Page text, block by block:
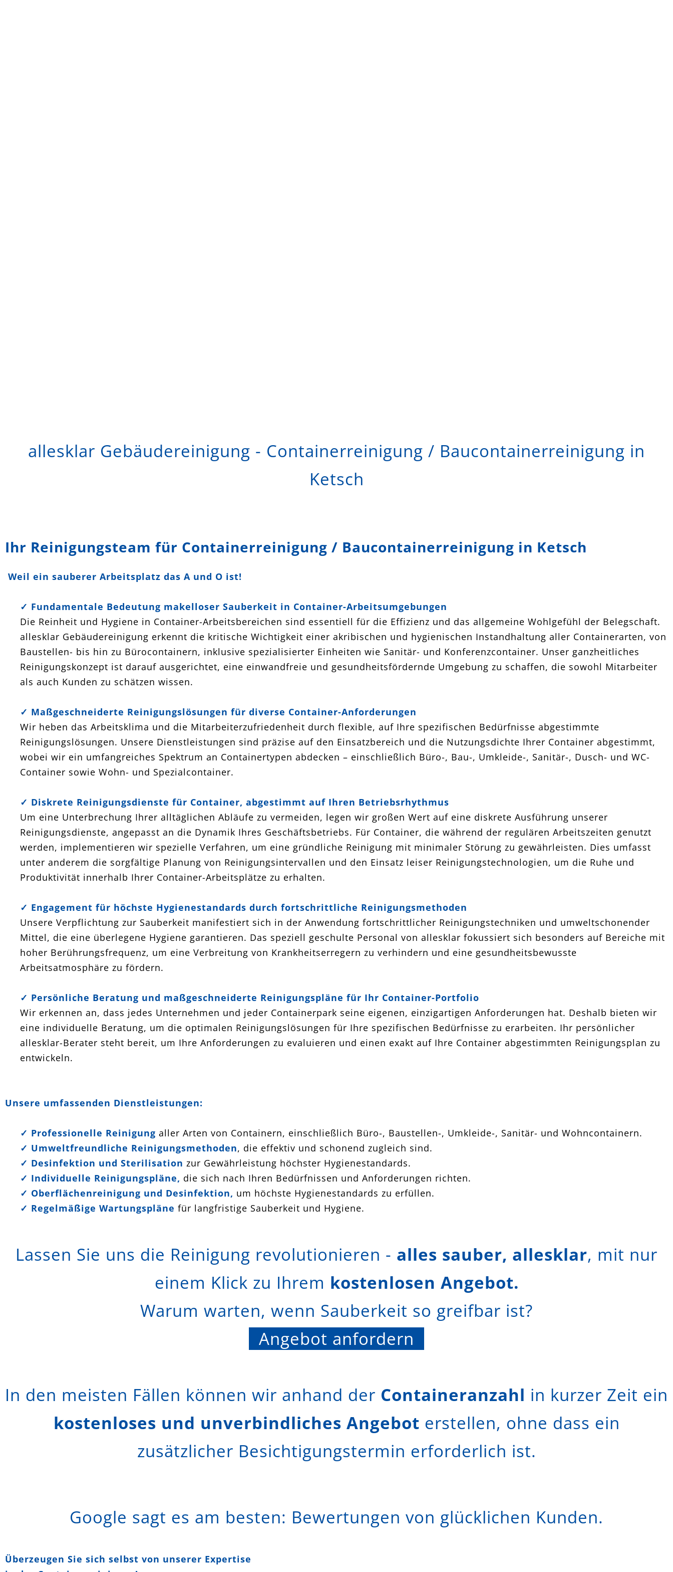
allesklar Gebäudereinigung - Containerreinigung / Baucontainerreinigung in
Ketsch
Ihr Reinigungsteam für Containerreinigung / Baucontainerreinigung in Ketsch
Weil ein sauberer Arbeitsplatz das A und O ist!
✓ Fundamentale Bedeutung makelloser Sauberkeit in Container-Arbeitsumgebungen
Die Reinheit und Hygiene in Container-Arbeitsbereichen sind essentiell für die Effizienz und das allgemeine Wohlgefühl der Belegschaft.
allesklar Gebäudereinigung erkennt die kritische Wichtigkeit einer akribischen und hygienischen Instandhaltung aller Containerarten, von
Baustellen- bis hin zu Bürocontainern, inklusive spezialisierter Einheiten wie Sanitär- und Konferenzcontainer. Unser ganzheitliches
Reinigungskonzept ist darauf ausgerichtet, eine einwandfreie und gesundheitsfördernde Umgebung zu schaffen, die sowohl Mitarbeiter
als auch Kunden zu schätzen wissen.
✓ Maßgeschneiderte Reinigungslösungen für diverse Container-Anforderungen
Wir heben das Arbeitsklima und die Mitarbeiterzufriedenheit durch flexible, auf Ihre spezifischen Bedürfnisse abgestimmte
Reinigungslösungen. Unsere Dienstleistungen sind präzise auf den Einsatzbereich und die Nutzungsdichte Ihrer Container abgestimmt,
wobei wir ein umfangreiches Spektrum an Containertypen abdecken – einschließlich Büro-, Bau-, Umkleide-, Sanitär-, Dusch- und WC-
Container sowie Wohn- und Spezialcontainer.
✓ Diskrete Reinigungsdienste für Container, abgestimmt auf Ihren Betriebsrhythmus
Um eine Unterbrechung Ihrer alltäglichen Abläufe zu vermeiden, legen wir großen Wert auf eine diskrete Ausführung unserer
Reinigungsdienste, angepasst an die Dynamik Ihres Geschäftsbetriebs. Für Container, die während der regulären Arbeitszeiten genutzt
werden, implementieren wir spezielle Verfahren, um eine gründliche Reinigung mit minimaler Störung zu gewährleisten. Dies umfasst
unter anderem die sorgfältige Planung von Reinigungsintervallen und den Einsatz leiser Reinigungstechnologien, um die Ruhe und
Produktivität innerhalb Ihrer Container-Arbeitsplätze zu erhalten.
✓ Engagement für höchste Hygienestandards durch fortschrittliche Reinigungsmethoden
Unsere Verpflichtung zur Sauberkeit manifestiert sich in der Anwendung fortschrittlicher Reinigungstechniken und umweltschonender
Mittel, die eine überlegene Hygiene garantieren. Das speziell geschulte Personal von allesklar fokussiert sich besonders auf Bereiche mit
hoher Berührungsfrequenz, um eine Verbreitung von Krankheitserregern zu verhindern und eine gesundheitsbewusste
Arbeitsatmosphäre zu fördern.
✓ Persönliche Beratung und maßgeschneiderte Reinigungspläne für Ihr Container-Portfolio
Wir erkennen an, dass jedes Unternehmen und jeder Containerpark seine eigenen, einzigartigen Anforderungen hat. Deshalb bieten wir
eine individuelle Beratung, um die optimalen Reinigungslösungen für Ihre spezifischen Bedürfnisse zu erarbeiten. Ihr persönlicher
allesklar-Berater steht bereit, um Ihre Anforderungen zu evaluieren und einen exakt auf Ihre Container abgestimmten Reinigungsplan zu
entwickeln.
Unsere umfassenden Dienstleistungen:
✓ Professionelle Reinigung aller Arten von Containern, einschließlich Büro-, Baustellen-, Umkleide-, Sanitär- und Wohncontainern.
✓ Umweltfreundliche Reinigungsmethoden, die effektiv und schonend zugleich sind.
✓ Desinfektion und Sterilisation zur Gewährleistung höchster Hygienestandards.
✓ Individuelle Reinigungspläne, die sich nach Ihren Bedürfnissen und Anforderungen richten.
✓ Oberflächenreinigung und Desinfektion, um höchste Hygienestandards zu erfüllen.
✓ Regelmäßige Wartungspläne für langfristige Sauberkeit und Hygiene.
Lassen Sie uns die Reinigung revolutionieren - alles sauber, allesklar, mit nur
einem Klick zu Ihrem kostenlosen Angebot.
Warum warten, wenn Sauberkeit so greifbar ist?
Angebot anfordern
In den meisten Fällen können wir anhand der Containeranzahl in kurzer Zeit ein
kostenloses und unverbindliches Angebot erstellen, ohne dass ein
zusätzlicher Besichtigungstermin erforderlich ist.
Google sagt es am besten: Bewertungen von glücklichen Kunden.
Überzeugen Sie sich selbst von unserer Expertise